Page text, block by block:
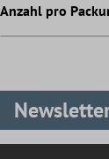
Anzahl pro